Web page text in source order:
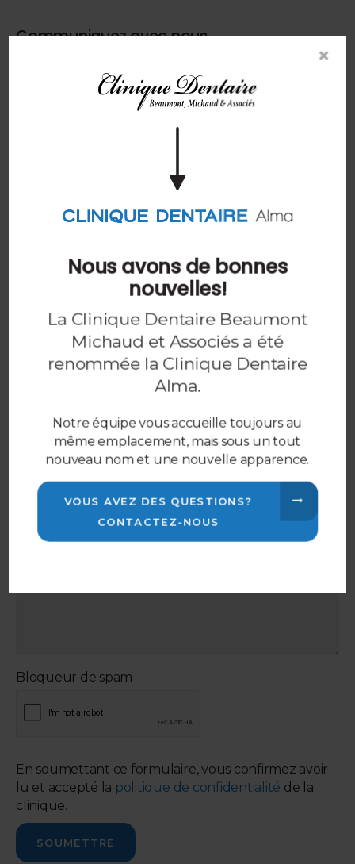
Communiquez avec nous
Pour demander un rendez-vous ou nous poser une
question, remplissez le formulaire ci-dessous et
nous vous recontacterons sous peu.
Courriel :*
Téléphone :*
Êtes-vous un nouveau patient?
Non, je suis déjà un patient
Autre
Message :*
Bloqueur de spam
En soumettant ce formulaire, vous confirmez avoir
lu et accepté la politique de confidentialité de la
clinique.
×
Nous avons de bonnes
nouvelles!
La Clinique Dentaire Beaumont
Michaud et Associés a été
renommée la Clinique Dentaire
Alma.
Notre équipe vous accueille toujours au
même emplacement, mais sous un tout
nouveau nom et une nouvelle apparence.
VOUS AVEZ DES QUESTIONS?
CONTACTEZ-NOUS